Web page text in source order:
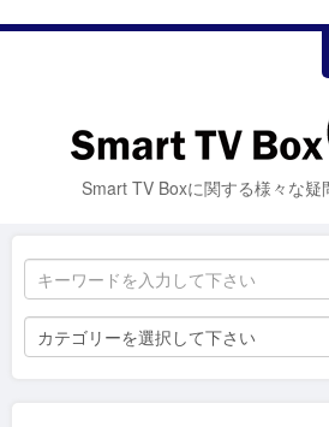
Smart TV Boxに関する様々な疑
カテゴリーを選択して下さい